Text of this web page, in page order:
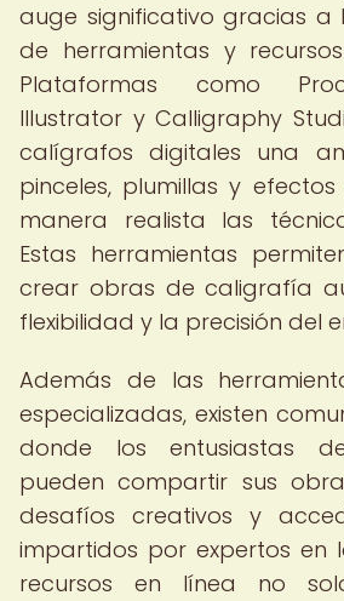
auge significativo gracias a
de herramientas y
Plataformas como
Illustrator y Calligraphy
calígrafos digitales una
pinceles, plumillas y
manera realista las
Estas herramientas
crear obras de caligrafía
flexibilidad y la precisión del
Además de las
especializadas, existen
donde los entusiastas
pueden compartir sus
desafíos creativos y
impartidos por expertos en
recursos en línea no